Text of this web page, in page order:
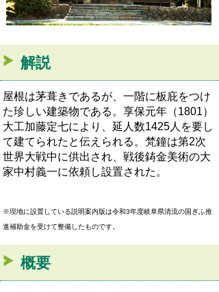
解説
屋根は茅葺きであるが、一階に板庇をつけ
た珍しい建築物である。享保元年（1801）
大工加藤定七により、延人数1425人を要し
て建てられたと伝えられる。梵鐘は第2次
世界大戦中に供出され、戦後鋳金美術の大
家中村義一に依頼し設置された。
※現地に設置している説明案内版は令和3年度岐阜県清流の国ぎふ推
進補助金を受けて整備したものです。
概要